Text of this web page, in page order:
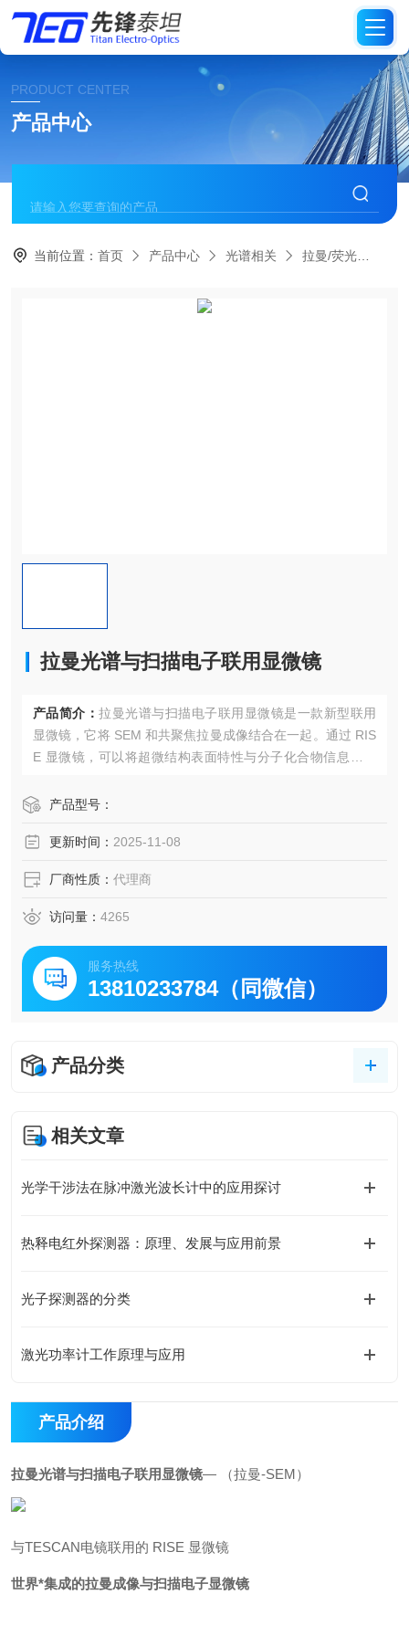
PRODUCT CENTER
产品中心
当前位置：首页 产品中心 光谱相关 拉曼/荧光
拉曼光谱与扫描电子联用显微镜
产品简介： 拉曼光谱与扫描电子联用显微镜是一款新型联用
显微镜，它将 SEM 和共聚焦拉曼成像结合在一起。通过 RIS
E 显微镜，可以将超微结构表面特性与分子化合物信息关联
产品型号：
更新时间： 2025-11-08
厂商性质： 代理商
访问量： 4265
服务热线
13810233784（同微信）
产品分类
相关文章
光学干涉法在脉冲激光波长计中的应用探讨
热释电红外探测器：原理、发展与应用前景
光子探测器的分类
激光功率计工作原理与应用
产品介绍
拉曼光谱与扫描电子联用显微镜— （拉曼-SEM）
与TESCAN电镜联用的 RISE 显微镜
世界*集成的拉曼成像与扫描电子显微镜